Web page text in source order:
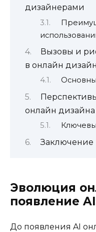
дизайнерами
Вызовы и
в онлайн дизайн
онлайн дизайна
Заключение
Эволюция
появление
До появления AI